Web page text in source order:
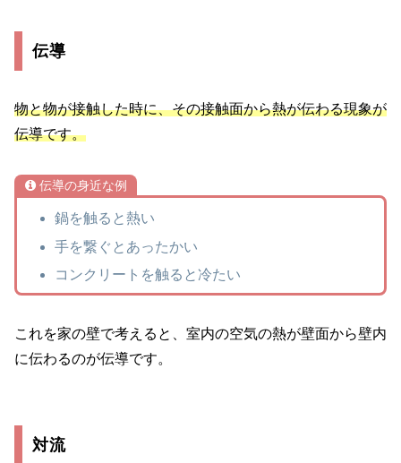
伝導
物と物が接触した時に、その接触面から熱が伝わる現象が
伝導です。
伝導の身近な例
鍋を触ると熱い
手を繋ぐとあったかい
コンクリートを触ると冷たい
これを家の壁で考えると、室内の空気の熱が壁面から壁内
に伝わるのが伝導です。
対流